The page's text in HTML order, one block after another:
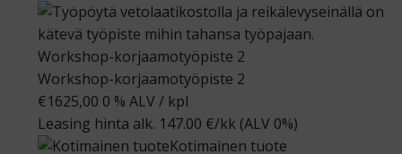
Workshop-korjaamotyöpiste 2
€1625,00 0 % ALV/ kpl
Leasing hinta alk. 147.00 €/kk (ALV 0%)
Kotimainen tuote